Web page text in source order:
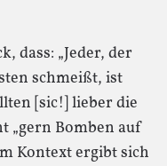
dass: „Jeder, der
schmeißt, ist
[sic!] lieber die
„gern Bomben auf
Kontext ergibt sich